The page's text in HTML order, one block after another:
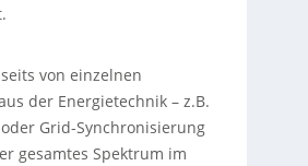
von einzelnen
der Energietechnik – z.B.
Grid-Synchronisierung
gesamtes Spektrum im